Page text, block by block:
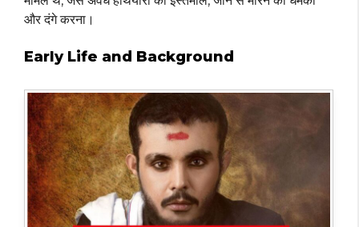
और दंगे करना।
Early Life and Background